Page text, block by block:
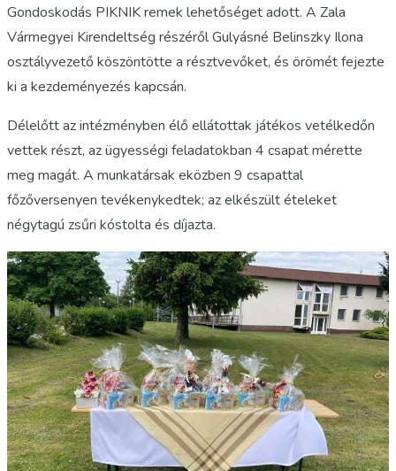
Gondoskodás PIKNIK remek lehetőséget adott. A Zala
Vármegyei Kirendeltség részéről Gulyásné Belinszky Ilona
osztályvezető köszöntötte a résztvevőket, és örömét fejezte
ki a kezdeményezés kapcsán.
Délelőtt az intézményben élő ellátottak játékos vetélkedőn
vettek részt, az ügyességi feladatokban 4 csapat mérette
meg magát. A munkatársak eközben 9 csapattal
főzőversenyen tevékenykedtek; az elkészült ételeket
négytagú zsűri kóstolta és díjazta.